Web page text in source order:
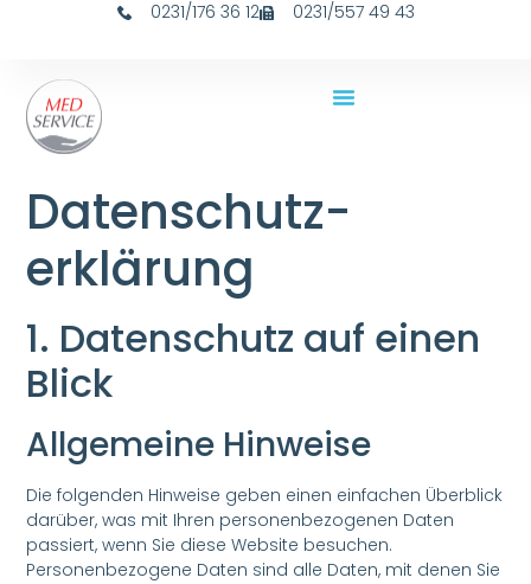
0231/176 36 12 0231/557 49 43
Datenschutz­
erklärung
1. Datenschutz auf einen
Blick
Allgemeine Hinweise
Die folgenden Hinweise geben einen einfachen Überblick
darüber, was mit Ihren personenbezogenen Daten
passiert, wenn Sie diese Website besuchen.
Personenbezogene Daten sind alle Daten, mit denen Sie